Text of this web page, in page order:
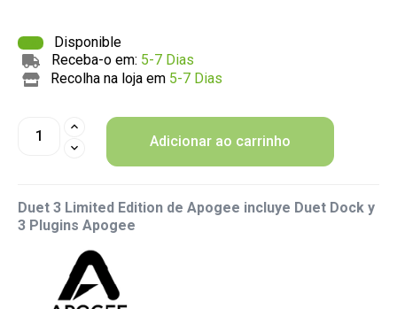
Disponible
Receba-o em: 5-7 Dias
Recolha na loja em 5-7 Dias
Adicionar ao carrinho
Duet 3 Limited Edition de Apogee incluye Duet Dock y
3 Plugins Apogee